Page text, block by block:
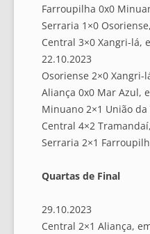
Farroupilha 0x0
Serraria 1×0
Central 3×0 Xangri-lá,
22.10.2023
Osoriense 2×0 Xangri-
Aliança 0x0 Mar Azul,
Minuano 2×1 União
Central 4×2
Serraria 2×1
Quartas de Final
29.10.2023
Central 2×1 Aliança,